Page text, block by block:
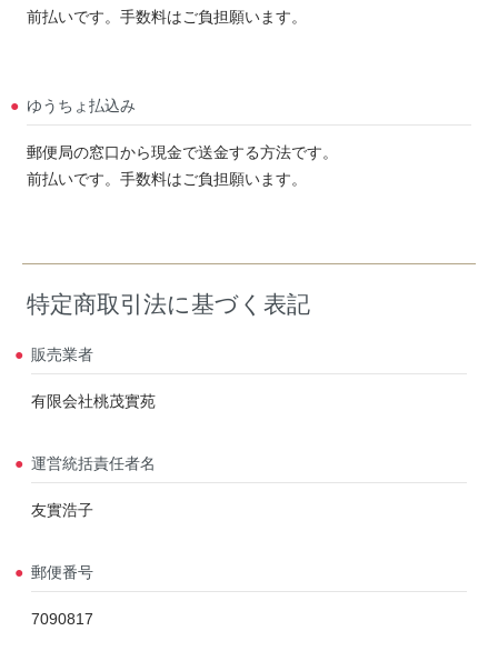
前払いです。手数料はご負担願います。
ゆうちょ払込み
郵便局の窓口から現金で送金する方法です。
前払いです。手数料はご負担願います。
特定商取引法に基づく表記
販売業者
有限会社桃茂實苑
運営統括責任者名
友實浩子
郵便番号
7090817